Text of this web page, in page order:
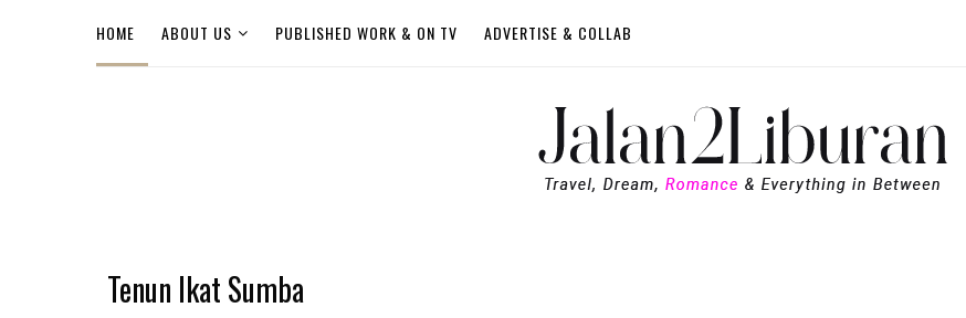
HOME ABOUT US PUBLISHED WORK & ON TV ADVERTISE & COLLAB
Tenun Ikat Sumba